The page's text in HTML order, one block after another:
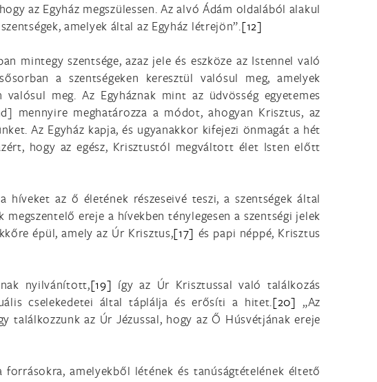
az Egyház megszülessen. Az alvó Ádám oldalából alakul
amelyek által az Egyház létrejön”.[12]
mintegy szentsége, azaz jele és eszköze az Istennel való
a szentségeken keresztül valósul meg, amelyek
meg. Az Egyháznak mint az üdvösség egyetemes
mennyire meghatározza a módot, ahogyan Krisztus, az
Az Egyház kapja, és ugyanakkor kifejezi önmagát a hét
hogy az egész, Krisztustól megváltott élet Isten előtt
az ő életének részeseivé teszi, a szentségek által
megszentelő ereje a hívekben ténylegesen a szentségi jelek
épül, amely az Úr Krisztus,[17] és papi néppé, Krisztus
nyilvánított,[19] így az Úr Krisztussal való találkozás
cselekedetei által táplálja és erősíti a hitet.[20] „Az
találkozzunk az Úr Jézussal, hogy az Ő Húsvétjának ereje
amelyekből létének és tanúságtételének éltető